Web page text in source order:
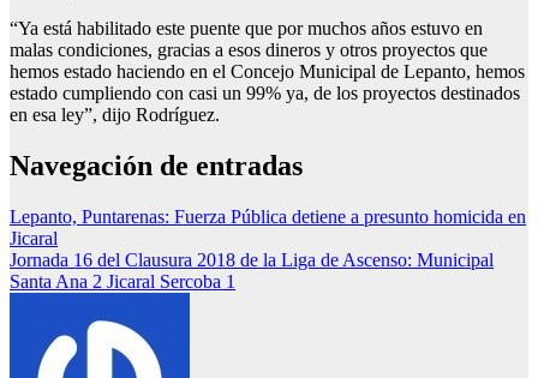
“Ya está habilitado este puente que por muchos años estuvo en
malas condiciones, gracias a esos dineros y otros proyectos que
hemos estado haciendo en el Concejo Municipal de Lepanto, hemos
estado cumpliendo con casi un 99% ya, de los proyectos destinados
en esa ley”, dijo Rodríguez.
Navegación de entradas
Lepanto, Puntarenas: Fuerza Pública detiene a presunto homicida en
Jicaral
Jornada 16 del Clausura 2018 de la Liga de Ascenso: Municipal
Santa Ana 2 Jicaral Sercoba 1